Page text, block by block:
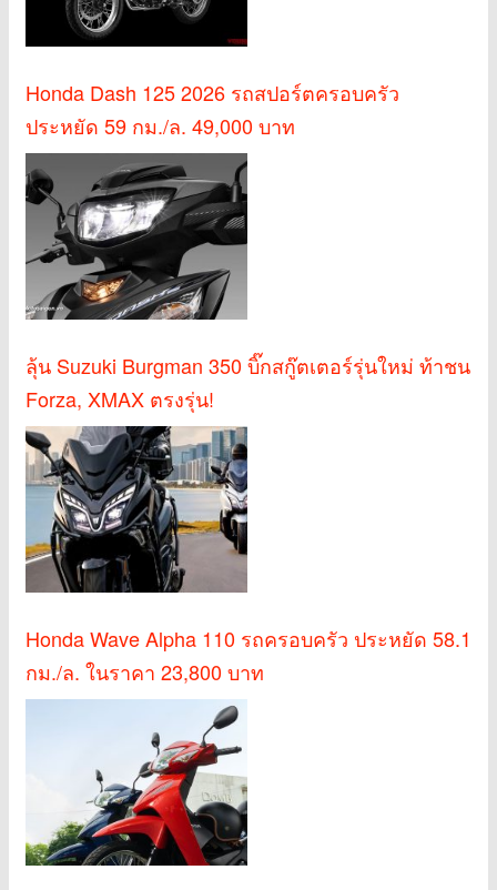
Honda Dash 125 2026 รถสปอร์ตครอบครัว
ประหยัด 59 กม./ล. 49,000 บาท
ลุ้น Suzuki Burgman 350 บิ๊กสกู๊ตเตอร์รุ่นใหม่ ท้าชน
Forza, XMAX ตรงรุ่น!
Honda Wave Alpha 110 รถครอบครัว ประหยัด 58.1
กม./ล. ในราคา 23,800 บาท